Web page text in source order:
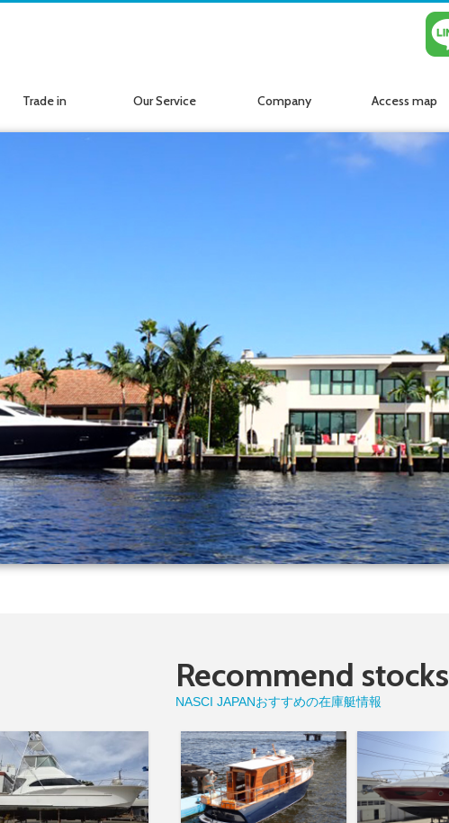
Trade in Our Service Company Access map
アクセス
Recommend stocks
NASCI JAPANおすすめの在庫艇情報